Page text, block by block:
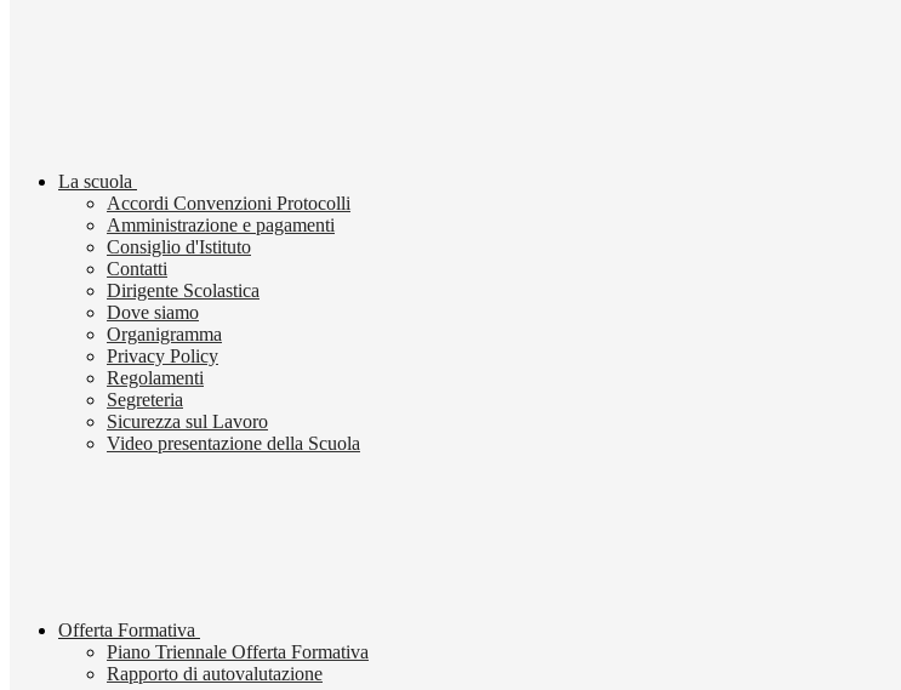
La scuola
Accordi Convenzioni Protocolli
Amministrazione e pagamenti
Consiglio d'Istituto
Contatti
Dirigente Scolastica
Dove siamo
Organigramma
Privacy Policy
Regolamenti
Segreteria
Sicurezza sul Lavoro
Video presentazione della Scuola
Offerta Formativa
Piano Triennale Offerta Formativa
Rapporto di autovalutazione